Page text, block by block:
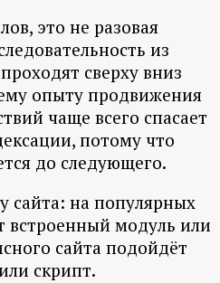
это не разовая
из
сверху вниз
опыту продвижения
чаще всего спасает
потому что
до следующего.
сайта: на популярных
встроенный модуль или
сайта подойдёт
скрипт.